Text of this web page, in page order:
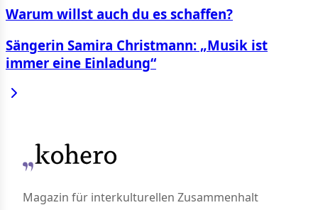
Warum willst auch du es schaffen?
Sängerin Samira Christmann: „Musik ist
immer eine Einladung“
Magazin für interkulturellen Zusammenhalt